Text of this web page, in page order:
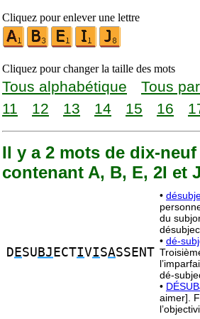
Cliquez pour enlever une lettre
Cliquez pour changer la taille des mots
Tous alphabétique Tous
11
12 13 14 15 16
Il y a 2 mots de dix-
contenant A, B, E, 2I et J
D ESU BJ ECTIVISASSENT
•
du
• dé-
dé-
•
aimer].